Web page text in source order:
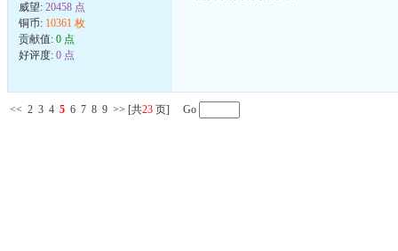
威望: 20458 点
铜币: 10361 枚
贡献值: 0 点
好评度: 0 点
<< 2 3 4 5 6 7 8 9 >> [共23 页] Go